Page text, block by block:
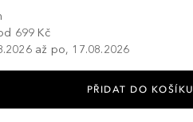
699 Kč
až po, 17.08.2026
PŘIDAT DO KOŠÍKU